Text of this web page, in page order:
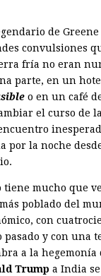
de
convulsiones
fría no eran
parte, en un
o en un café
el curso de
por la noche
tiene mucho que
poblado del
con
pasado y con una
a la hegemonía
Trump a India